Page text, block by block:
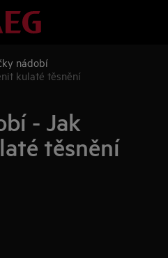
nádobí
kulaté těsnění
- Jak
těsnění